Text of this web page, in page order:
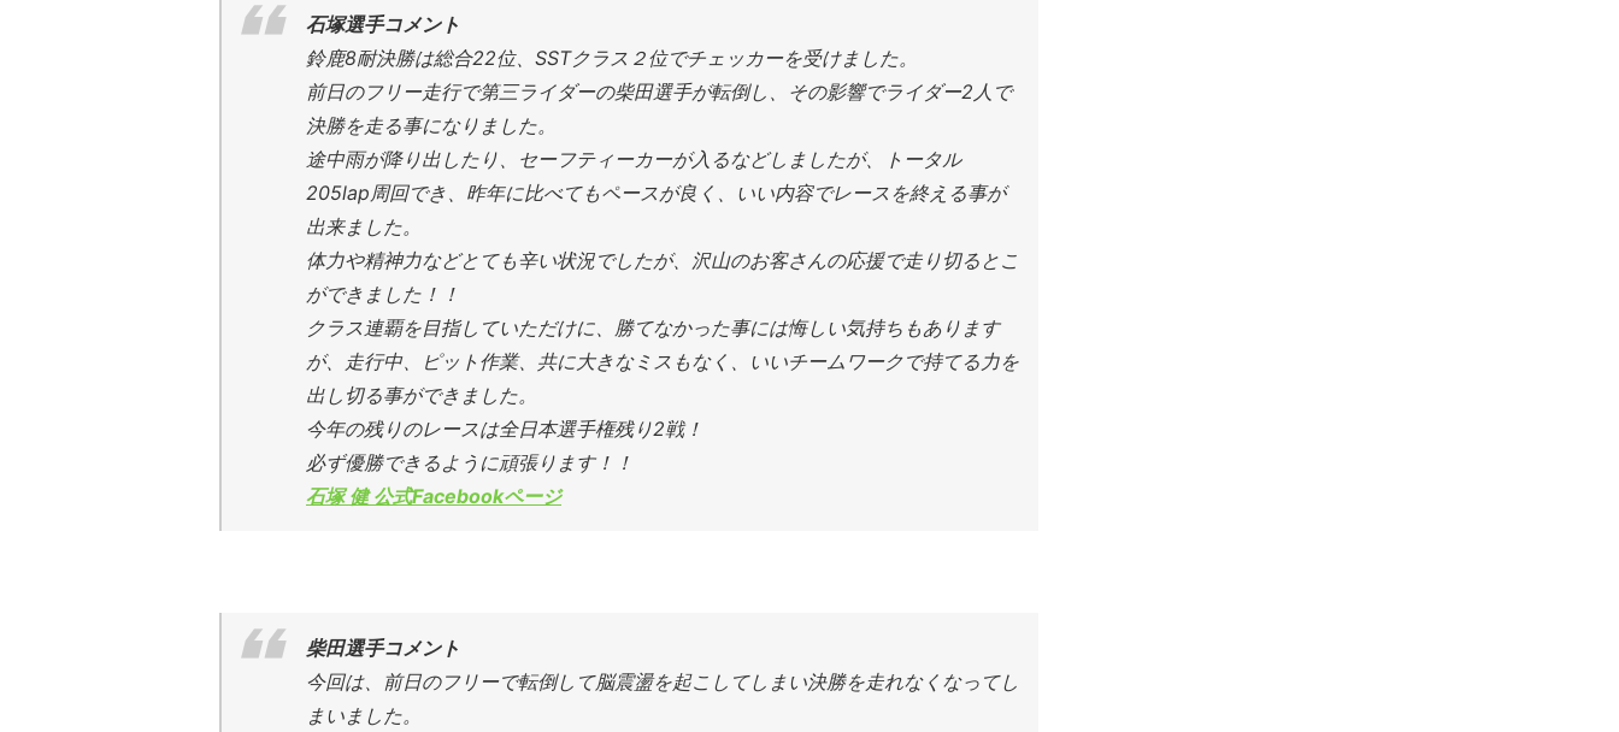
石塚選手コメント
鈴鹿8耐決勝は総合22位、SSTクラス２位でチェッカーを受けました。
前日のフリー走行で第三ライダーの柴田選手が転倒し、その影響でライダー2人で
決勝を走る事になりました。
途中雨が降り出したり、セーフティーカーが入るなどしましたが、トータル
205lap周回でき、昨年に比べてもペースが良く、いい内容でレースを終える事が
出来ました。
体力や精神力などとても辛い状況でしたが、沢山のお客さんの応援で走り切るとこ
ができました！！
クラス連覇を目指していただけに、勝てなかった事には悔しい気持ちもあります
が、走行中、ピット作業、共に大きなミスもなく、いいチームワークで持てる力を
出し切る事ができました。
今年の残りのレースは全日本選手権残り2戦！
必ず優勝できるように頑張ります！！
石塚 健 公式Facebookページ
柴田選手コメント
今回は、前日のフリーで転倒して脳震盪を起こしてしまい決勝を走れなくなってし
まいました。